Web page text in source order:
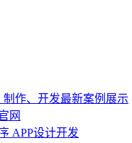
制作、开发最新案例展示
网
APP设计开发